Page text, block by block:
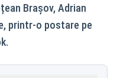
Brașov, Adrian
printr-o postare pe